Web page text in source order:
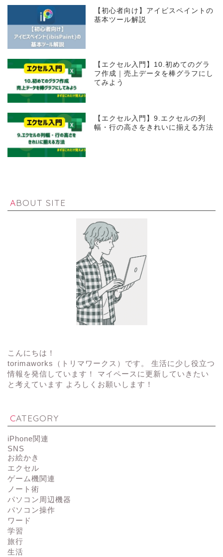
【初心者向け】アイビスペイントの
基本ツール解説
【エクセル入門】10.初めてのグラ
フ作成｜売上データを棒グラフにし
てみよう
【エクセル入門】9.エクセルの列
幅・行の高さをきれいに揃える方法
ABOUT SITE
こんにちは！
torimaworks（トリマワークス）です。 生活に少し役立つ
情報を発信しています！ マイペースに更新していきたい
と考えています よろしくお願いします！
CATEGORY
iPhone関連
SNS
お絵かき
エクセル
ゲーム機関連
ノート術
パソコン周辺機器
パソコン操作
ワード
学習
旅行
生活